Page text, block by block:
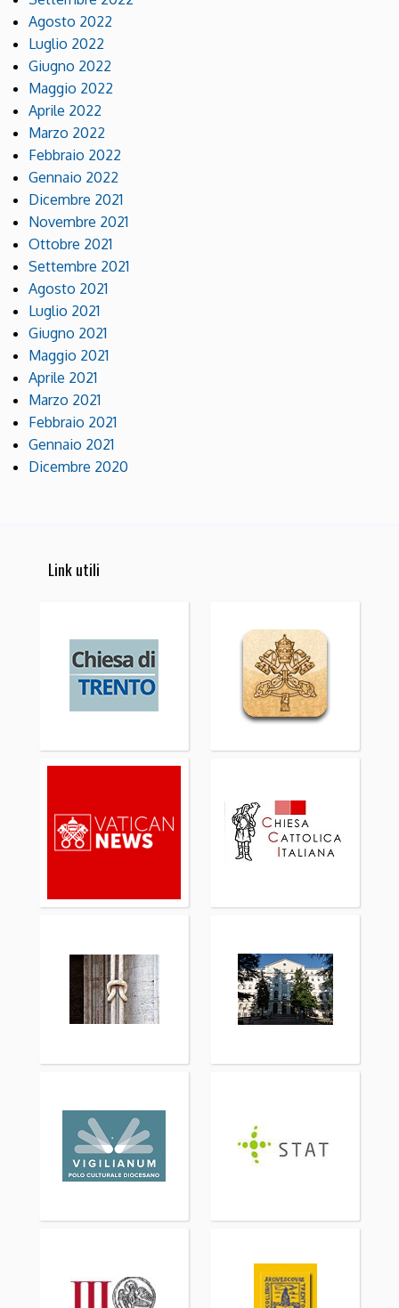
Agosto 2022
Luglio 2022
Giugno 2022
Maggio 2022
Aprile 2022
Marzo 2022
Febbraio 2022
Gennaio 2022
Dicembre 2021
Novembre 2021
Ottobre 2021
Settembre 2021
Agosto 2021
Luglio 2021
Giugno 2021
Maggio 2021
Aprile 2021
Marzo 2021
Febbraio 2021
Gennaio 2021
Dicembre 2020
Link utili